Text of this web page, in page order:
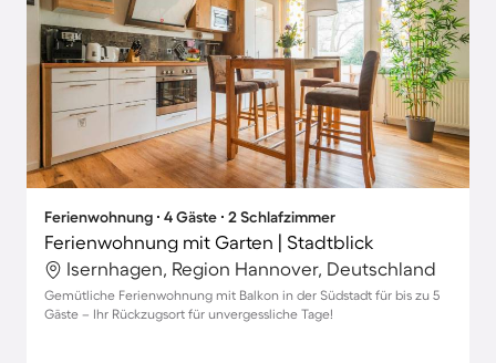
Ferienwohnung ∙ 4 Gäste ∙ 2 Schlafzimmer
Ferienwohnung mit Garten | Stadtblick
Isernhagen, Region Hannover, Deutschland
Gemütliche Ferienwohnung mit Balkon in der Südstadt für bis zu 5
Gäste – Ihr Rückzugsort für unvergessliche Tage!